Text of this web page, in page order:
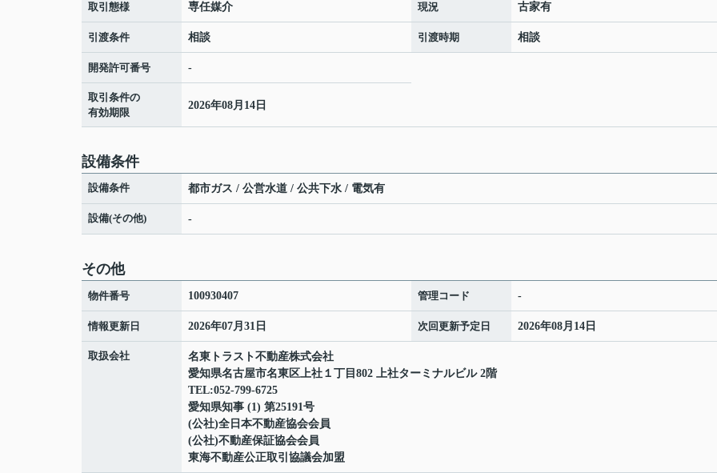
取引態様 専任媒介 現況 古家有
引渡条件 相談 引渡時期 相談
開発許可番号 -
取引条件の
有効期限
2026年08月14日
設備条件
設備条件 都市ガス / 公営水道 / 公共下水 / 電気有
設備(その他) -
その他
物件番号 100930407 管理コード -
情報更新日 2026年07月31日 次回更新予定日 2026年08月14日
取扱会社
名東トラスト不動産株式会社
愛知県名古屋市名東区上社１丁目802 上社ターミナルビル 2階
TEL:052-799-6725
愛知県知事 (1) 第25191号
(公社)全日本不動産協会会員
(公社)不動産保証協会会員
東海不動産公正取引協議会加盟